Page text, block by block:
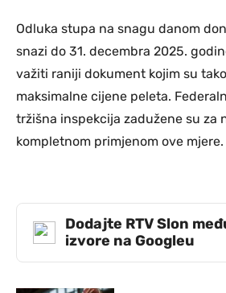
Odluka stupa na snagu danom
snazi do 31. decembra 2025.
važiti raniji dokument kojim su
maksimalne cijene peleta.
tržišna inspekcija zadužene su za
kompletnom primjenom ove mjere.
Dodajte RTV Slon
izvore na Googleu